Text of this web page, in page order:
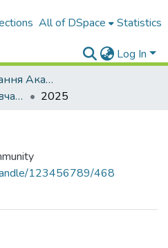
All of DSpace Statistics
Log In
Періодичні видання Академії
Кримінально-виконавча система. Вчора. Сьогодні. Завтра
2025
123456789/468